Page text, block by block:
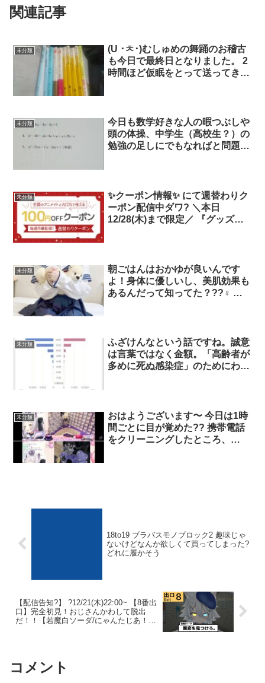
関連記事
未分類
(U ･ㅊ･)むしゅめの舞踊のお稽古
も今日で最終日となりました。 2
時間ほど仮眠をとって送ってきた
味だと思う。 アタリもハズレも
引く、そうやって「面白い勘」を
磨く。
未分類
今日も数学好きな人の暇つぶしや
頭の体操、中学生（高校生？）の
勉強の足しにでもなればと問題載
未分類
✨クーポン情報✨ にて週替わりク
ーポン配信中ダワ? ＼本日
12/28(木)まで限定／ 『グッズを
マホで無料ダウンロードできます
♪ ▽アプリの詳細
.jp/special/318959/
未分類
朝ごはんはおかゆが良いんです
よ！身体に優しいし、美肌効果も
あるんだって知ってた？??‍♀️ プ
未分類
ふざけんなという話ですね。誠意
は言葉ではなく金額。「高齢者が
多めに死ぬ感染症」のためにわざ
訳ないだろ。「若者に10年間毎年
200万円支給」レベルでようやく
トントンだ。
未分類
おはようございます〜 今日は1時
間ごとに目が覚めた?? 携帯電話
をクリーニングしたところ、
18to19 ブラバスモノブロック2 趣味じゃ
ないけどなんか欲しくて買ってしまった?
どれに履かそう
【配信告知?】 ?️12/21(木)22:00~ 【8番出
口】完全初見！おじさんかわして脱出
だ！！【若魔白ソーダ/にゃんたじあ！】
コメント